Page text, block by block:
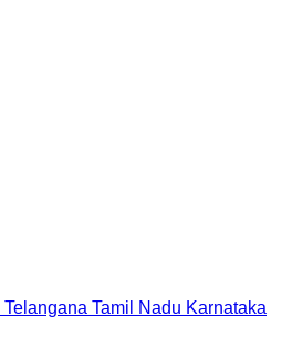
Telangana Tamil Nadu Karnataka